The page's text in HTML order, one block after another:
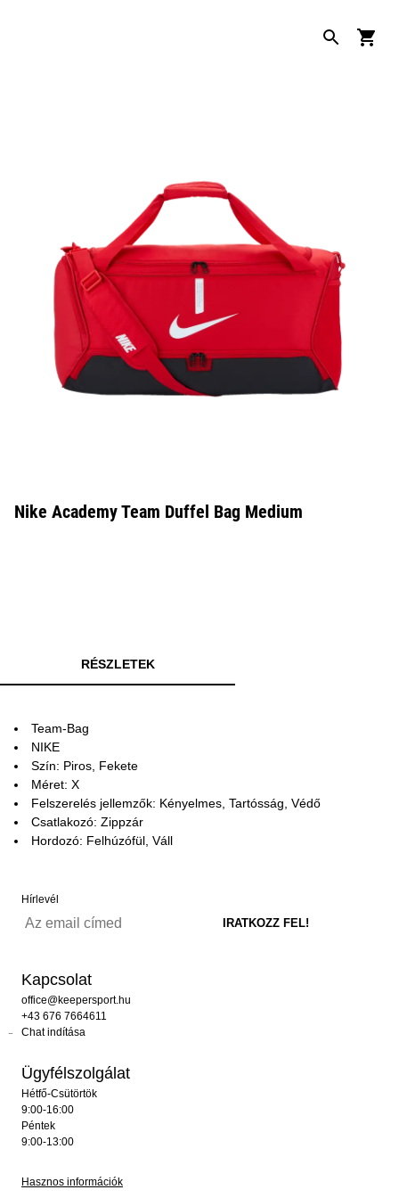
Nike Academy Team Duffel Bag Medium
RÉSZLETEK
Team-Bag
NIKE
Szín: Piros, Fekete
Méret: X
Felszerelés jellemzők: Kényelmes, Tartósság, Védő
Csatlakozó: Zippzár
Hordozó: Felhúzófül, Váll
Hírlevél
Kapcsolat
office@keepersport.hu
+43 676 7664611
Chat indítása
Ügyfélszolgálat
Hétfő-Csütörtök
9:00-16:00
Péntek
9:00-13:00
Hasznos információk